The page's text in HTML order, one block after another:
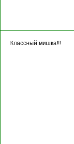
Классный мишка!!!